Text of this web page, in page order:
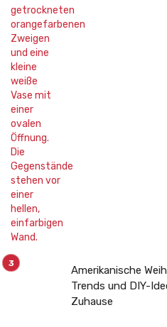
Amerikanische
Trends und DIY-
Zuhause